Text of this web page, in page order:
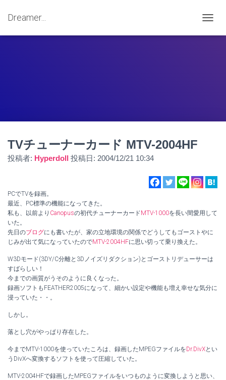
Dreamer...
ビ
替
TVチューナーカード MTV-2004HF
投稿者: Hyperdoll 投稿日: 2004/12/21 10:34
PCでTVを録画。
最近、PC標準の機能になってきた。
私も、以前より Canopusの初代チューナーカードMTV-1000を長い間愛用して
いた。
先日のブログにも書いたが、家の立地環境の関係でどうしてもゴーストやに
じみが出て気になっていたのでMTV-2004HFに思い切って乗り換えた。
W3Dモード(3DY/C分離と3Dノイズリダクション)とゴーストリデューサーは
すばらしい！
今までの画質がうそのように良くなった。
録画ソフトもFEATHER2005になって、細かい設定や機能も増え幸せな気分に
浸っていた・・。
しかし。
落とし穴がやっぱり存在した。
今までMTV-1000を使っていたころは、録画したMPEGファイルをDr.DivXとい
うDivXへ変換するソフトを使って圧縮していた。
MTV-2004HFで録画したMPEGファイルをいつものように変換しようと思い、